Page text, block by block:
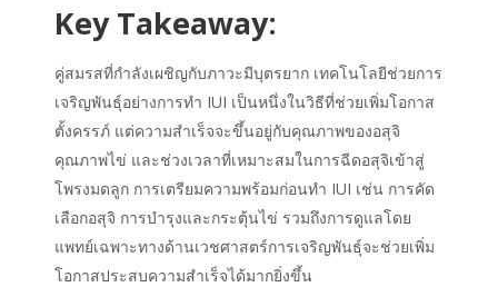
Key Takeaway:
คู่สมรสที่กำลังเผชิญกับภาวะมีบุตรยาก เทคโนโลยีช่วยการ
เจริญพันธุ์อย่างการทำ IUI เป็นหนึ่งในวิธีที่ช่วยเพิ่มโอกาส
ตั้งครรภ์ แต่ความสำเร็จจะขึ้นอยู่กับคุณภาพของอสุจิ
คุณภาพไข่ และช่วงเวลาที่เหมาะสมในการฉีดอสุจิเข้าสู่
โพรงมดลูก การเตรียมความพร้อมก่อนทำ IUI เช่น การคัด
เลือกอสุจิ การบำรุงและกระตุ้นไข่ รวมถึงการดูแลโดย
แพทย์เฉพาะทางด้านเวชศาสตร์การเจริญพันธุ์จะช่วยเพิ่ม
โอกาสประสบความสำเร็จได้มากยิ่งขึ้น